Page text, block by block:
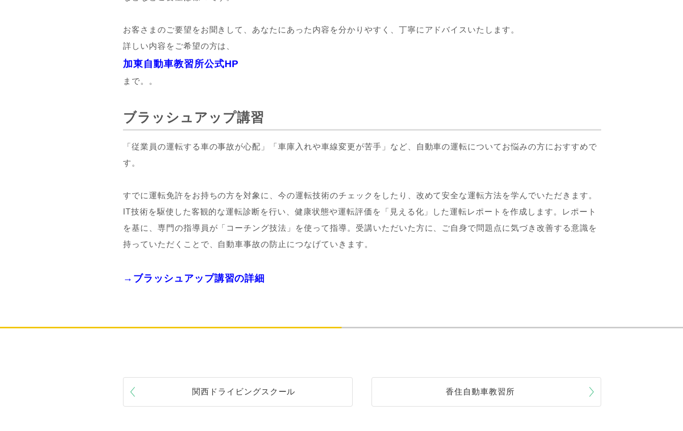
お客さまのご要望をお聞きして、あなたにあった内容を分かりやすく、丁寧にアドバイスいたします。
詳しい内容をご希望の方は、
加東自動車教習所公式HP
まで。。
ブラッシュアップ講習
「従業員の運転する車の事故が心配」「車庫入れや車線変更が苦手」など、自動車の運転についてお悩みの方におすすめで
す。
すでに運転免許をお持ちの方を対象に、今の運転技術のチェックをしたり、改めて安全な運転方法を学んでいただきます。
IT技術を駆使した客観的な運転診断を行い、健康状態や運転評価を「見える化」した運転レポートを作成します。レポート
を基に、専門の指導員が「コーチング技法」を使って指導。受講いただいた方に、ご自身で問題点に気づき改善する意識を
持っていただくことで、自動車事故の防止につなげていきます。
→ブラッシュアップ講習の詳細
関西ドライビングスクール 香住自動車教習所